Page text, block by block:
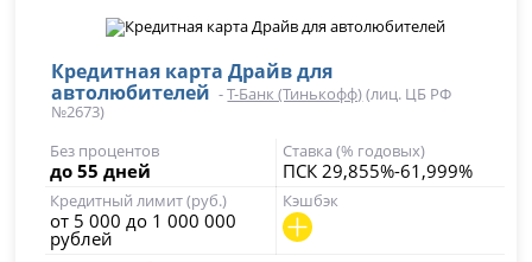
Кредитная карта Драйв для
автолюбителей -Т-Банк (Тинькофф)(лиц. ЦБ РФ
№2673)
Без процентов
до 55 дней
Ставка (% годовых)
ПСК 29,855%-61,999%
Кредитный лимит (руб.)
от 5 000 до 1 000 000
рублей
Кэшбэк